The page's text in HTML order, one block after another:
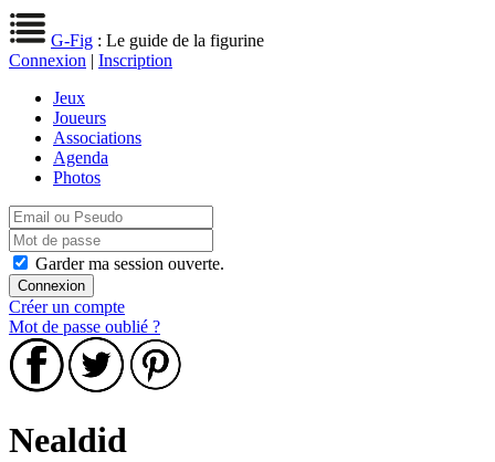
G-Fig : Le guide de la figurine
Connexion | Inscription
Jeux
Joueurs
Associations
Agenda
Photos
Garder ma session ouverte.
Créer un compte
Mot de passe oublié ?
Nealdid